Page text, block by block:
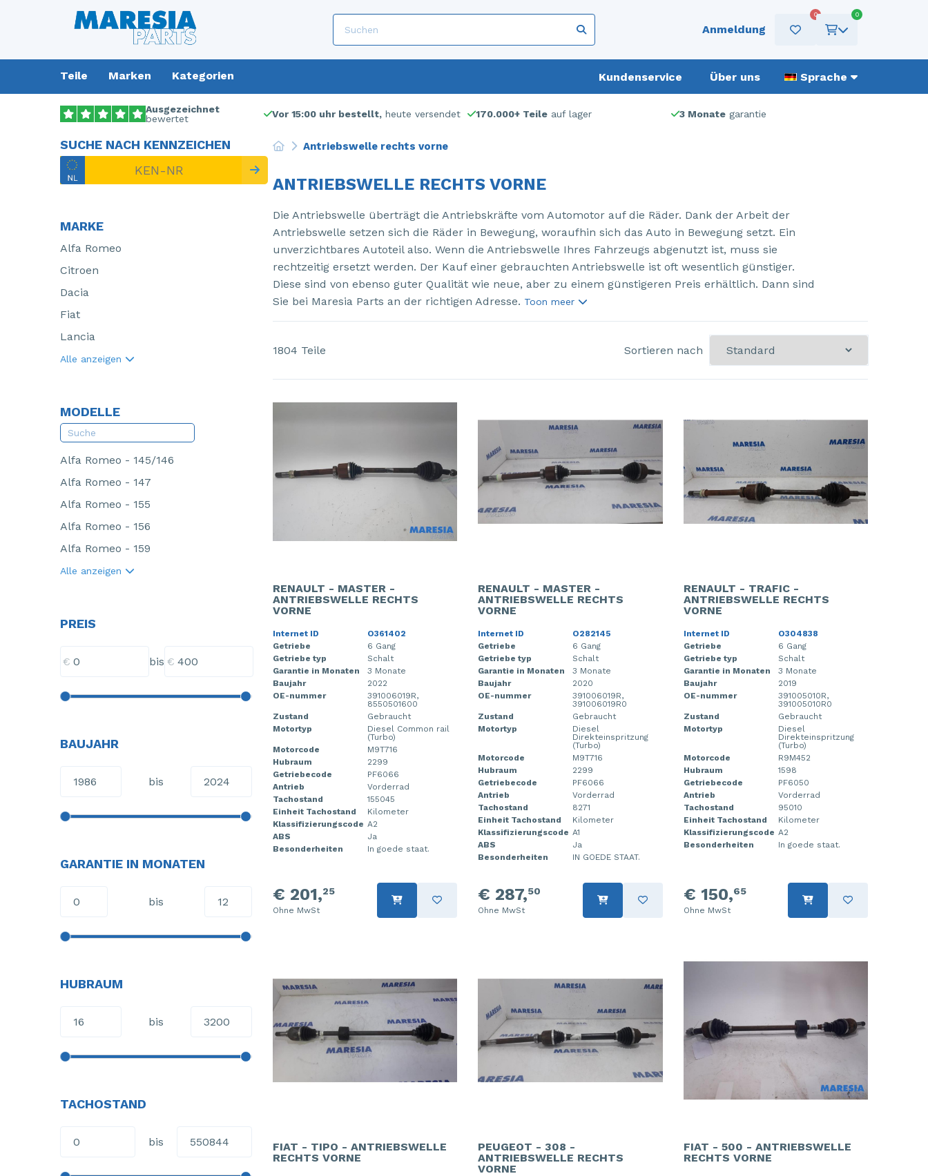
Anmeldung
0 0
Teile Marken Kategorien Kundenservice Über uns Sprache
Ausgezeichnet
bewertet
Vor 15:00 uhr bestellt, heute versendet 170.000+ Teile auf lager 3 Monate garantie
SUCHE NACH KENNZEICHEN
MARKE
Alfa Romeo
Citroen
Dacia
Fiat
Lancia
Alle anzeigen
MODELLE
Alfa Romeo - 145/146
Alfa Romeo - 147
Alfa Romeo - 155
Alfa Romeo - 156
Alfa Romeo - 159
Alle anzeigen
PREIS
€ bis €
BAUJAHR
bis
GARANTIE IN MONATEN
bis
HUBRAUM
bis
TACHOSTAND
bis
Antriebswelle rechts vorne
ANTRIEBSWELLE RECHTS VORNE
Die Antriebswelle überträgt die Antriebskräfte vom Automotor auf die Räder. Dank der Arbeit der
Antriebswelle setzen sich die Räder in Bewegung, woraufhin sich das Auto in Bewegung setzt. Ein
unverzichtbares Autoteil also. Wenn die Antriebswelle Ihres Fahrzeugs abgenutzt ist, muss sie
rechtzeitig ersetzt werden. Der Kauf einer gebrauchten Antriebswelle ist oft wesentlich günstiger.
Diese sind von ebenso guter Qualität wie neue, aber zu einem günstigeren Preis erhältlich. Dann sind
Sie bei Maresia Parts an der richtigen Adresse. Toon meer
1804 Teile Sortieren nach
RENAULT - MASTER -
ANTRIEBSWELLE RECHTS
VORNE
Internet ID
O361402
Getriebe
6 Gang
Getriebe typ
Schalt
Garantie in Monaten
3 Monate
Baujahr
2022
OE-nummer
391006019R,
8550501600
Zustand
Gebraucht
Motortyp
Diesel Common rail
(Turbo)
Motorcode
M9T716
Hubraum
2299
Getriebecode
PF6066
Antrieb
Vorderrad
Tachostand
155045
Einheit Tachostand
Kilometer
Klassifizierungscode A2
ABS
Ja
Besonderheiten
In goede staat.
€ 201,25
Ohne MwSt
RENAULT - MASTER -
ANTRIEBSWELLE RECHTS
VORNE
Internet ID
O282145
Getriebe
6 Gang
Getriebe typ
Schalt
Garantie in Monaten
3 Monate
Baujahr
2020
OE-nummer
391006019R,
391006019R0
Zustand
Gebraucht
Motortyp
Diesel
Direkteinspritzung
(Turbo)
Motorcode
M9T716
Hubraum
2299
Getriebecode
PF6066
Antrieb
Vorderrad
Tachostand
8271
Einheit Tachostand
Kilometer
Klassifizierungscode A1
ABS
Ja
Besonderheiten
IN GOEDE STAAT.
€ 287,50
Ohne MwSt
RENAULT - TRAFIC -
ANTRIEBSWELLE RECHTS
VORNE
Internet ID
O304838
Getriebe
6 Gang
Getriebe typ
Schalt
Garantie in Monaten
3 Monate
Baujahr
2019
OE-nummer
391005010R,
391005010R0
Zustand
Gebraucht
Motortyp
Diesel
Direkteinspritzung
(Turbo)
Motorcode
R9M452
Hubraum
1598
Getriebecode
PF6050
Antrieb
Vorderrad
Tachostand
95010
Einheit Tachostand
Kilometer
Klassifizierungscode A2
Besonderheiten
In goede staat.
€ 150,65
Ohne MwSt
FIAT - TIPO - ANTRIEBSWELLE
RECHTS VORNE
PEUGEOT - 308 -
ANTRIEBSWELLE RECHTS
VORNE
FIAT - 500 - ANTRIEBSWELLE
RECHTS VORNE